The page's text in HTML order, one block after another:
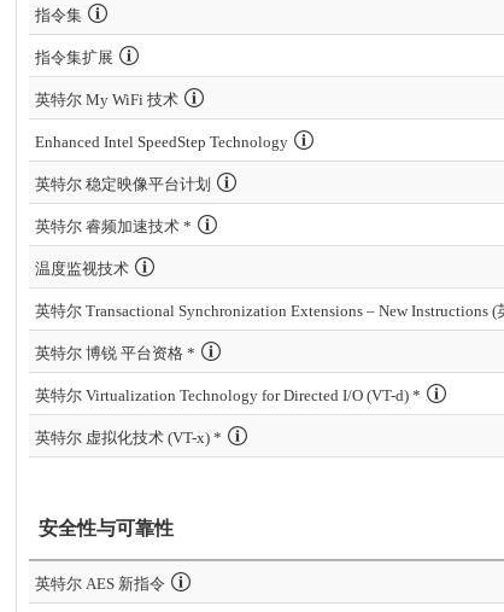
指令集
指令集扩展
英特尔 My WiFi 技术
Enhanced Intel SpeedStep Technology
英特尔 稳定映像平台计划
英特尔 睿频加速技术 *
温度监视技术
英特尔 博锐 平台资格 *
英特尔 Virtualization Technology for Directed I/O (VT-d) *
英特尔 虚拟化技术 (VT-x) *
安全性与可靠性
英特尔 AES 新指令